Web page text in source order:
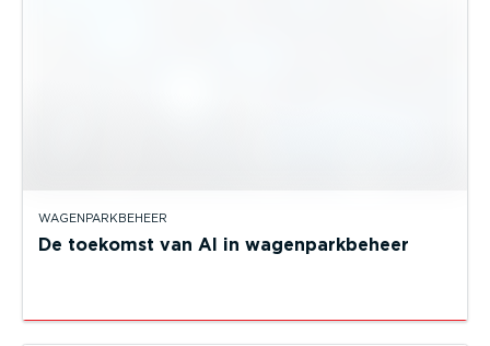
WAGENPARKBEHEER
De toekomst van AI in wagenparkbeheer